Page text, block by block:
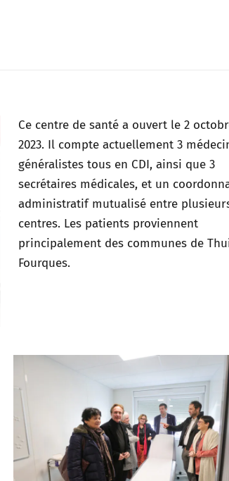
Ce centre de santé a ouvert le 2
2023. Il compte actuellement 3
généralistes tous en CDI, ainsi que 3
secrétaires médicales, et un
administratif mutualisé entre
centres. Les patients proviennent
principalement des communes de
Fourques.